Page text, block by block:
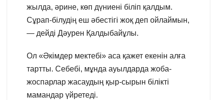
жылда, әрине, көп дүниені біліп қалдым.
Сұрап-білудің еш әбестігі жоқ деп ойлаймын,
— дейді Дәурен Қалдыбайұлы.
Ол «Әкімдер мектебі» аса қажет екенін алға
тартты. Себебі, мұнда ауылдарда жоба-
жоспарлар жасаудың қыр-сырын білікті
мамандар үйретеді.